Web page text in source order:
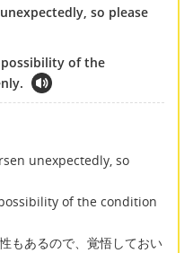
so please
of the
unexpectedly, so
of the condition
もあるので、覚悟しておい